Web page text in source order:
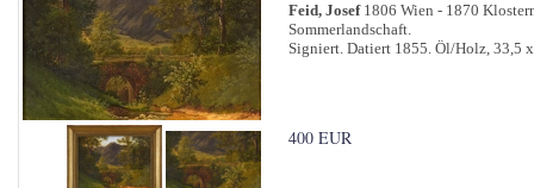
Feid, Josef1806 Wien - 1870
Sommerlandschaft.
Signiert. Datiert 1855. Öl/Holz, 33,5
400 EUR